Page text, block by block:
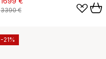
3390 €
-21%